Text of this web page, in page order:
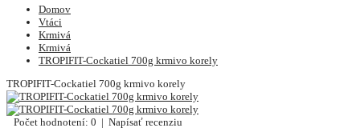
Domov
Vtáci
Krmivá
Krmivá
TROPIFIT-Cockatiel 700g krmivo korely
TROPIFIT-Cockatiel 700g krmivo korely
Počet hodnotení: 0 | Napísať recenziu